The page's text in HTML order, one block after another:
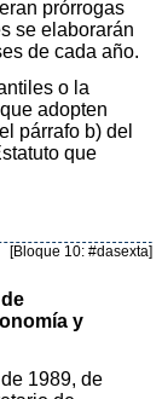
prórrogas
se elaborarán
de cada año.
o la
adopten
párrafo b) del
que
[Bloque 10: #dasexta]
y
1989, de